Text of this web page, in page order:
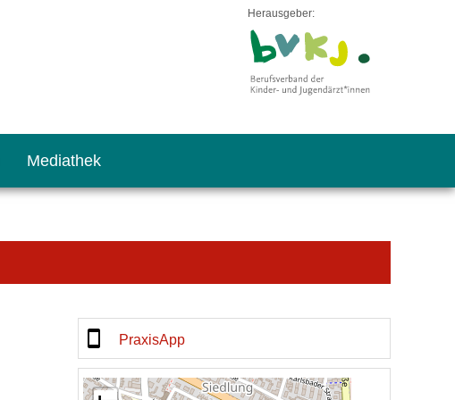
Herausgeber:
Mediathek
PraxisApp